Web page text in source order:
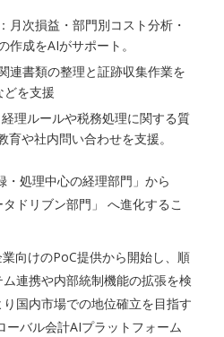
月次損益・部門別コスト分析・
作成をAIがサポート。
連書類の整理と証跡収集作業を
どを支援
理ルールや税務処理に関する質
育や社内問い合わせを支援。
・処理中心の経理部門」から
タドリブン部門」 へ進化するこ
向けのPoC提供から開始し、順
連携や内部統制機能の拡張を検
国内市場での地位確立を目指す
ーバル会計AIプラットフォーム